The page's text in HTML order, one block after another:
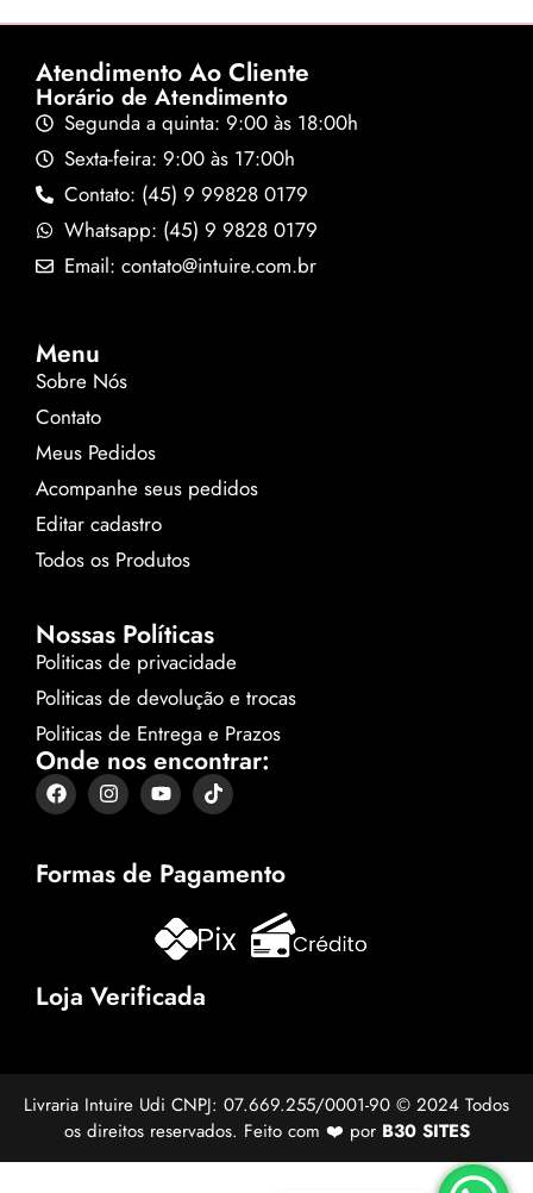
Atendimento Ao Cliente
Horário de Atendimento
Segunda a quinta: 9:00 às 18:00h
Sexta-feira: 9:00 às 17:00h
Contato: (45) 9 99828 0179
Whatsapp: (45) 9 9828 0179
Email: contato@intuire.com.br
Menu
Sobre Nós
Contato
Meus Pedidos
Acompanhe seus pedidos
Editar cadastro
Todos os Produtos
Nossas Políticas
Politicas de privacidade
Politicas de devolução e trocas
Politicas de Entrega e Prazos
Onde nos encontrar:
Formas de Pagamento
Loja Verificada
Livraria Intuire Udi CNPJ: 07.669.255/0001-90 © 2024 Todos
os direitos reservados. Feito com ❤️ por B30 SITES